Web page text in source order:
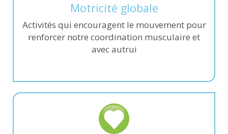
Motricité globale
Activités qui encouragent le mouvement pour
renforcer notre coordination musculaire et
avec autrui